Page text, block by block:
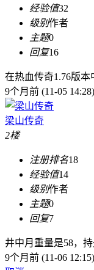
经验值32
级别作者
主题0
回复16
在热血传奇1.76版本
9个月前 (11-05 14:28)
梁山传奇
2楼
注册排名18
经验值14
级别作者
主题0
回复7
井中月重量是58，
9个月前 (11-06 12:15)